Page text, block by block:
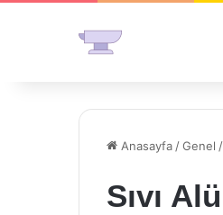
Anasayfa /Genel /
Sıvı